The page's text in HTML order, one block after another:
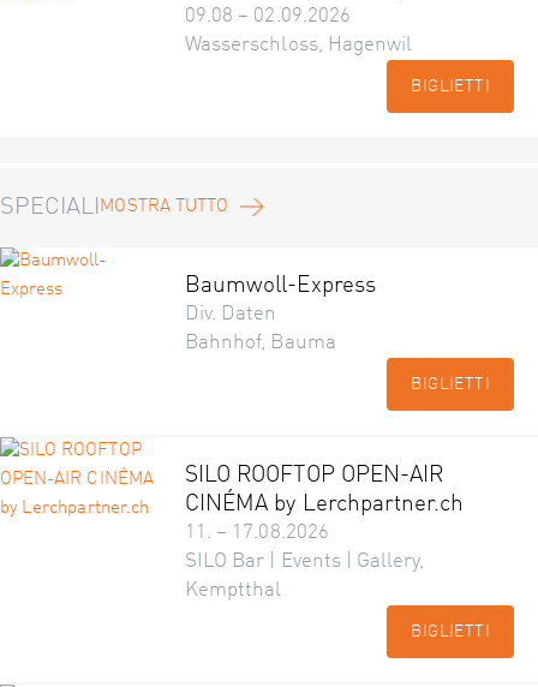
09.08 – 02.09.2026
Wasserschloss, Hagenwil
BIGLIETTI
SPECIALIMOSTRA TUTTO
Baumwoll-Express
Div. Daten
Bahnhof, Bauma
BIGLIETTI
SILO ROOFTOP OPEN-AIR
CINÉMA by Lerchpartner.ch
11. – 17.08.2026
SILO Bar | Events | Gallery,
Kemptthal
BIGLIETTI